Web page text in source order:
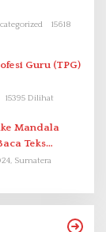
15618
Guru (TPG)
15395 Dilihat
Teks
Sumatera